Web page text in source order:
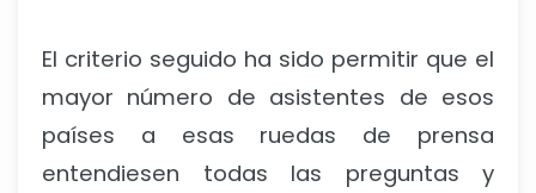
El criterio seguido ha sido permitir que el
mayor número de asistentes de esos
países a esas ruedas de prensa
entendiesen todas las preguntas y